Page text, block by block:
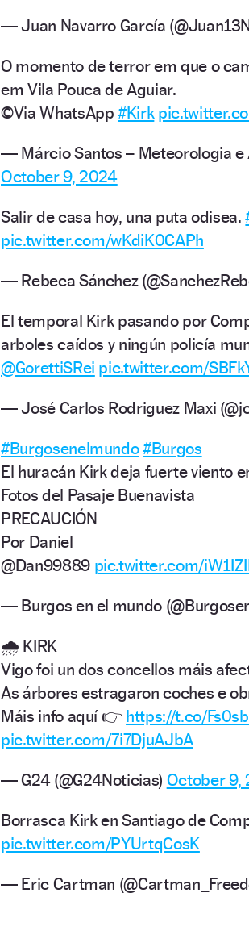
— Juan Navarro García
O momento de terror em que o
em Vila Pouca de Aguiar.
©️Via WhatsApp#Kirk
— Márcio Santos – Meteorologia e
October 9, 2024
Salir de casa hoy, una puta odisea.
pic.twitter.com/wKdiK0CAPh
— Rebeca Sánchez
El temporal Kirk pasando por
arboles caídos y ningún policía
@GorettiSRei pic.twitter.com/
— José Carlos Rodriguez Maxi
#Burgosenelmundo#Burgos
El huracán Kirk deja fuerte viento
Fotos del Pasaje Buenavista
PRECAUCIÓN
Por Daniel
@Dan99889 pic.twitter.com/
— Burgos en el mundo
🌧️ KIRK
Vigo foi un dos concellos máis
As árbores estragaron coches e
Máis info aquí 👉 https://t.co/
pic.twitter.com/7i7DjuAJbA
— G24 (@G24Noticias) October 9,
Borrasca Kirk en Santiago de
pic.twitter.com/PYUrtqCosK
— Eric Cartman